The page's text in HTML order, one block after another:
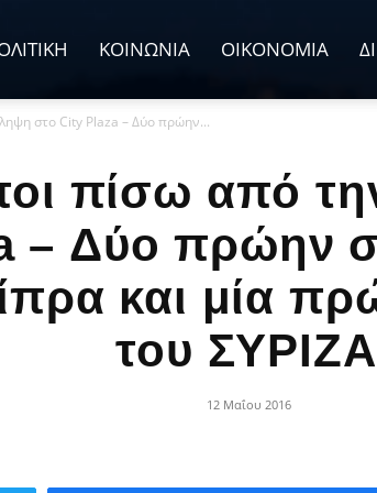
ΚΟΙΝΩΝΙΑ ΟΙΚΟΝΟΜΙΑ
στο City Plaza – Δύο πρώην...
πίσω από
– Δύο πρώην
και μία
του ΣΥΡΙΖΑ
12 Μαΐου 2016